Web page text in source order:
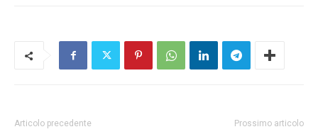
Articolo precedente Prossimo articolo